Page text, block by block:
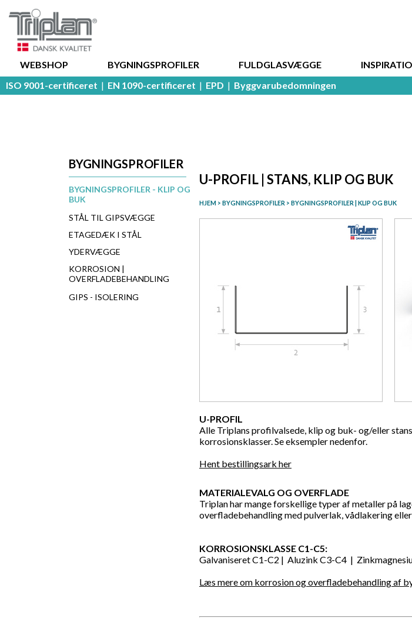
WEBSHOP BYGNINGSPROFILER FULDGLASVÆGGE
ISO 9001-certificeret | EN 1090-certificeret | EPD | Byggvarubedomningen
BYGNINGSPROFILER
BYGNINGSPROFILER - KLIP OG
BUK
STÅL TIL GIPSVÆGGE
ETAGEDÆK I STÅL
YDERVÆGGE
KORROSION |
OVERFLADEBEHANDLING
GIPS - ISOLERING
U-PROFIL | STANS, KLIP OG BUK
HJEM > BYGNINGSPROFILER > BYGNINGSPROFILER | KLIP OG BUK
U-PROFIL
Alle Triplans profilvalsede, klip og buk- og/eller
korrosionsklasser. Se eksempler nedenfor.
Hent bestillingsark her
MATERIALEVALG OG OVERFLADE
Triplan har mange forskellige typer af metaller på
overfladebehandling med pulverlak, vådlakering
KORROSIONSKLASSE C1-C5:
Galvaniseret C1-C2 | Aluzink C3-C4 |
Læs mere om korrosion og overfladebehandling af